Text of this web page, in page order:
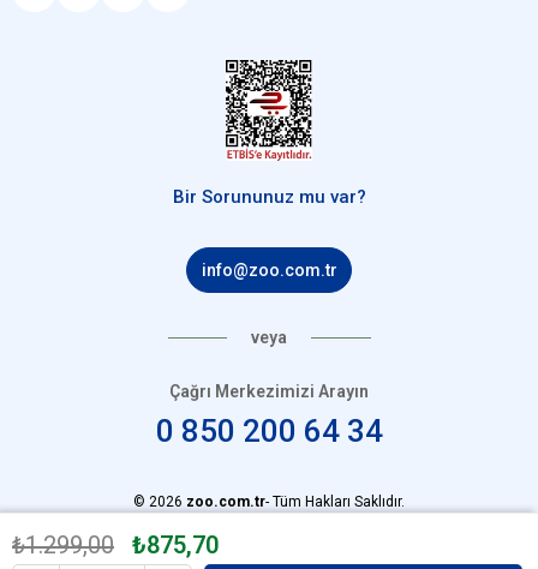
₺1.299,00 ₺875,70
Bir Sorununuz mu var?
info@zoo.com.tr
veya
Çağrı Merkezimizi Arayın
0 850 200 64 34
© 2026 zoo.com.tr- Tüm Hakları Saklıdır.